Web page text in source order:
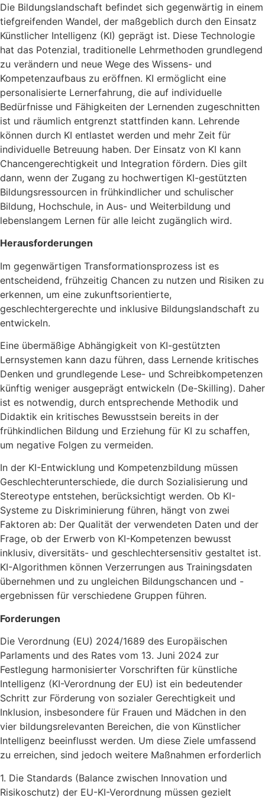
Die Bildungslandschaft befindet sich gegenwärtig in einem
tiefgreifenden Wandel, der maßgeblich durch den Einsatz
Künstlicher Intelligenz (KI) geprägt ist. Diese Technologie
hat das Potenzial, traditionelle Lehrmethoden grundlegend
zu verändern und neue Wege des Wissens- und
Kompetenzaufbaus zu eröffnen. KI ermöglicht eine
personalisierte Lernerfahrung, die auf individuelle
Bedürfnisse und Fähigkeiten der Lernenden zugeschnitten
ist und räumlich entgrenzt stattfinden kann. Lehrende
können durch KI entlastet werden und mehr Zeit für
individuelle Betreuung haben. Der Einsatz von KI kann
Chancengerechtigkeit und Integration fördern. Dies gilt
dann, wenn der Zugang zu hochwertigen KI-gestützten
Bildungsressourcen in frühkindlicher und schulischer
Bildung, Hochschule, in Aus- und Weiterbildung und
lebenslangem Lernen für alle leicht zugänglich wird.
Herausforderungen
Im gegenwärtigen Transformationsprozess ist es
entscheidend, frühzeitig Chancen zu nutzen und Risiken zu
erkennen, um eine zukunftsorientierte,
geschlechtergerechte und inklusive Bildungslandschaft zu
entwickeln.
Eine übermäßige Abhängigkeit von KI-gestützten
Lernsystemen kann dazu führen, dass Lernende kritisches
Denken und grundlegende Lese- und Schreibkompetenzen
künftig weniger ausgeprägt entwickeln (De-Skilling). Daher
ist es notwendig, durch entsprechende Methodik und
Didaktik ein kritisches Bewusstsein bereits in der
frühkindlichen Bildung und Erziehung für KI zu schaffen,
um negative Folgen zu vermeiden.
In der KI-Entwicklung und Kompetenzbildung müssen
Geschlechterunterschiede, die durch Sozialisierung und
Stereotype entstehen, berücksichtigt werden. Ob KI-
Systeme zu Diskriminierung führen, hängt von zwei
Faktoren ab: Der Qualität der verwendeten Daten und der
Frage, ob der Erwerb von KI-Kompetenzen bewusst
inklusiv, diversitäts- und geschlechtersensitiv gestaltet ist.
KI-Algorithmen können Verzerrungen aus Trainingsdaten
übernehmen und zu ungleichen Bildungschancen und -
ergebnissen für verschiedene Gruppen führen.
Forderungen
Die Verordnung (EU) 2024/1689 des Europäischen
Parlaments und des Rates vom 13. Juni 2024 zur
Festlegung harmonisierter Vorschriften für künstliche
Intelligenz (KI-Verordnung der EU) ist ein bedeutender
Schritt zur Förderung von sozialer Gerechtigkeit und
Inklusion, insbesondere für Frauen und Mädchen in den
vier bildungsrelevanten Bereichen, die von Künstlicher
Intelligenz beeinflusst werden. Um diese Ziele umfassend
zu erreichen, sind jedoch weitere Maßnahmen erforderlich
1. Die Standards (Balance zwischen Innovation und
Risikoschutz) der EU-KI-Verordnung müssen gezielt